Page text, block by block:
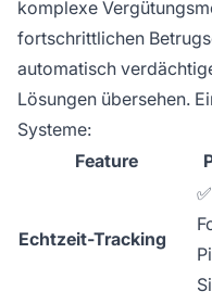
komplexe
fortschrittlichen
automatisch
Lösungen übersehen.
Systeme:
Feature
Echtzeit-Tracking
✅